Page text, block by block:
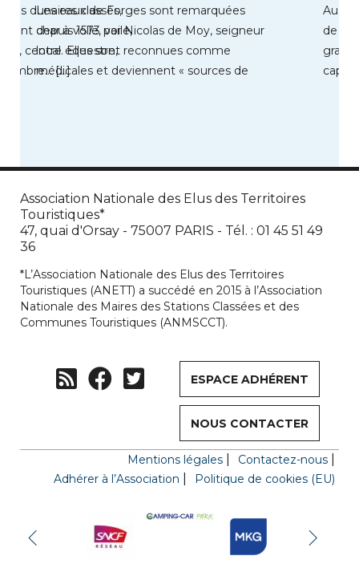
dunaires classés,
char à voile, voile,
centre équestre,
[…]
Les eaux de Forges sont remarquées
depuis 1573 par Nicolas de Moy, seigneur
local. Elles sont reconnues comme
médicales et deviennent « sources de
Au
de
Association Nationale des Elus des Territoires
Touristiques*
47, quai d'Orsay - 75007 PARIS - Tél. : 01 45 51 49
36
*L’Association Nationale des Elus des Territoires
Touristiques (ANETT) a succédé en 2015 à l’Association
Nationale des Maires des Stations Classées et des
Communes Touristiques (ANMSCCT).
ESPACE ADHÉRENT
NOUS CONTACTER
Mentions légales
Contactez-nous
Adhérer à l’Association
Politique de cookies (EU)